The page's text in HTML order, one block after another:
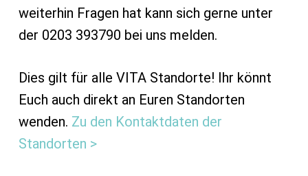
weiterhin Fragen hat kann sich gerne unter
der 0203 393790 bei uns melden.
Dies gilt für alle VITA Standorte! Ihr könnt
Euch auch direkt an Euren Standorten
wenden. Zu den Kontaktdaten der
Standorten >